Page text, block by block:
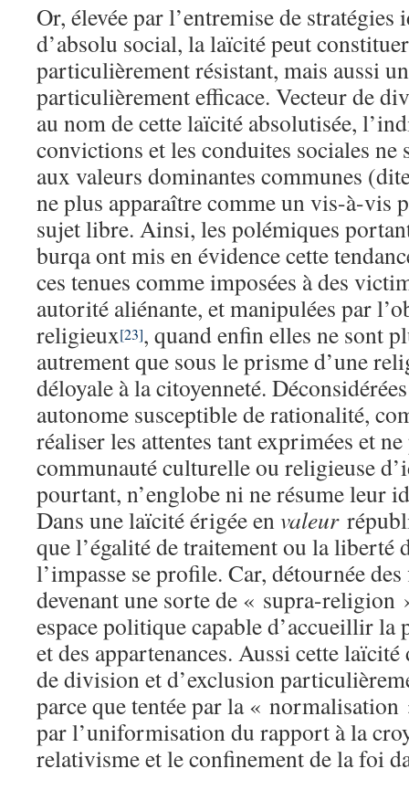
Or, élevée par l’entremise de
d’absolu social, la laïcité peut
particulièrement résistant, mais aussi
particulièrement efficace. Vecteur de
au nom de cette laïcité absolutisée,
convictions et les conduites sociales ne
aux valeurs dominantes communes
ne plus apparaître comme un vis-à-vis
sujet libre. Ainsi, les polémiques
burqa ont mis en évidence cette
ces tenues comme imposées à des
autorité aliénante, et manipulées par
religieux[23], quand enfin elles ne sont
autrement que sous le prisme d’une
déloyale à la citoyenneté.
autonome susceptible de rationalité,
réaliser les attentes tant exprimées et
communauté culturelle ou religieuse
pourtant, n’englobe ni ne résume leur
Dans une laïcité érigée envaleur
que l’égalité de traitement ou la liberté
l’impasse se profile. Car, détournée
devenant une sorte de « supra-religion
espace politique capable d’accueillir la
et des appartenances. Aussi cette
de division et d’exclusion
parce que tentée par la « normalisation
par l’uniformisation du rapport à la
relativisme et le confinement de la foi